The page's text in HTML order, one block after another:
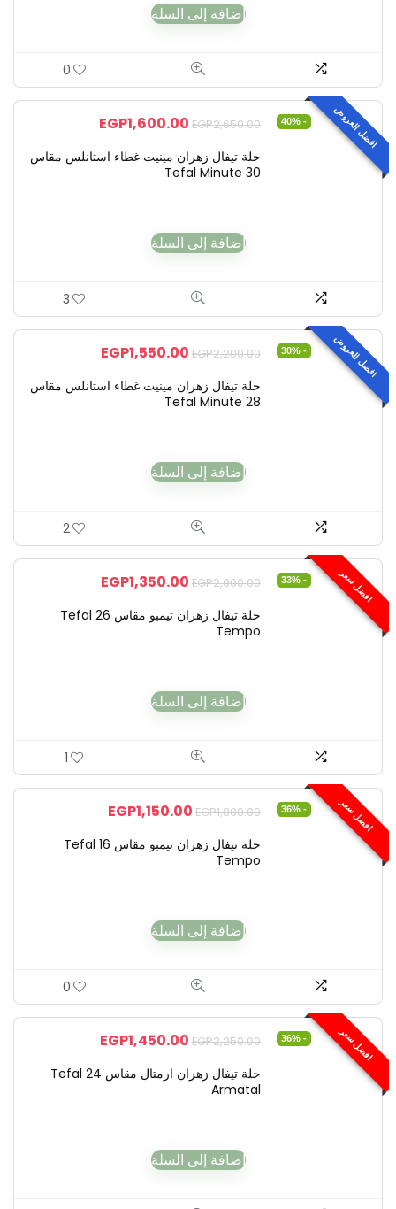
إضافة إلى السلة
0
افضل العروض - 40%
EGP2,650.00
EGP1,600.00
حلة تيفال زهران مينيت غطاء استانلس مقاس
30 Tefal Minute
إضافة إلى السلة
3
افضل العروض - 30%
EGP2,200.00
EGP1,550.00
حلة تيفال زهران مينيت غطاء استانلس مقاس
28 Tefal Minute
إضافة إلى السلة
2
افضل سعر - 33%
EGP2,000.00
EGP1,350.00
حلة تيفال زهران تيمبو مقاس 26 Tefal
Tempo
إضافة إلى السلة
1
افضل سعر - 36%
EGP1,800.00
EGP1,150.00
حلة تيفال زهران تيمبو مقاس 16 Tefal
Tempo
إضافة إلى السلة
0
افضل سعر - 36%
EGP2,250.00
EGP1,450.00
حلة تيفال زهران ارمتال مقاس 24 Tefal
Armatal
إضافة إلى السلة